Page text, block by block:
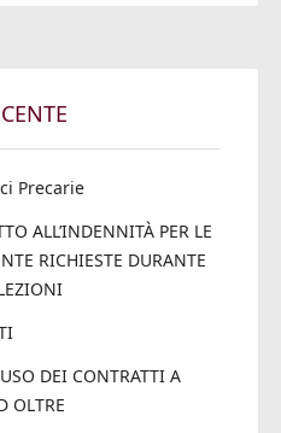
Precarie
ALL’INDENNITÀ PER LE
RICHIESTE DURANTE
DEI CONTRATTI A
OLTRE